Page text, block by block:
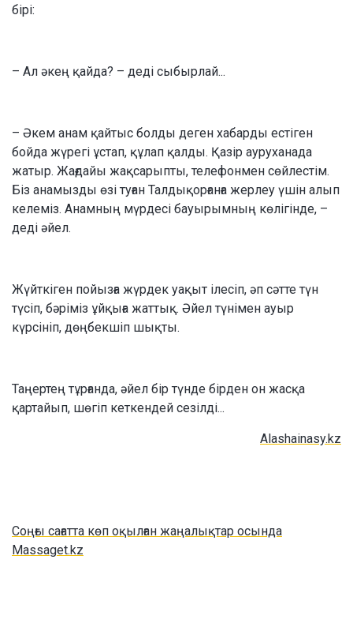
бірі:
– Ал әкең қайда? – деді сыбырлай...
– Әкем анам қайтыс болды деген хабарды естіген
бойда жүрегі ұстап, құлап қалды. Қазір ауруханада
жатыр. Жағдайы жақсарыпты, телефонмен сөйлестім.
Біз анамызды өзі туған Талдықорғанға жерлеу үшін алып
келеміз. Анамның мүрдесі бауырымның көлігінде, –
деді әйел.
Жүйткіген пойызға жүрдек уақыт ілесіп, әп сәтте түн
түсіп, бәріміз ұйқыға жаттық. Әйел түнімен ауыр
күрсініп, дөңбекшіп шықты.
Таңертең тұрғанда, әйел бір түнде бірден он жасқа
қартайып, шөгіп кеткендей сезілді...
Аlashainasy.kz
Соңғы сағатта көп оқылған жаңалықтар осында
Massaget.kz